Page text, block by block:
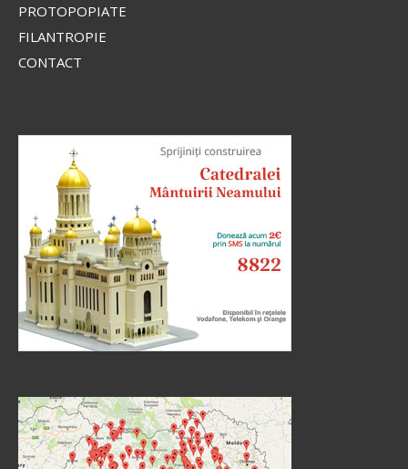
PROTOPOPIATE
FILANTROPIE
CONTACT